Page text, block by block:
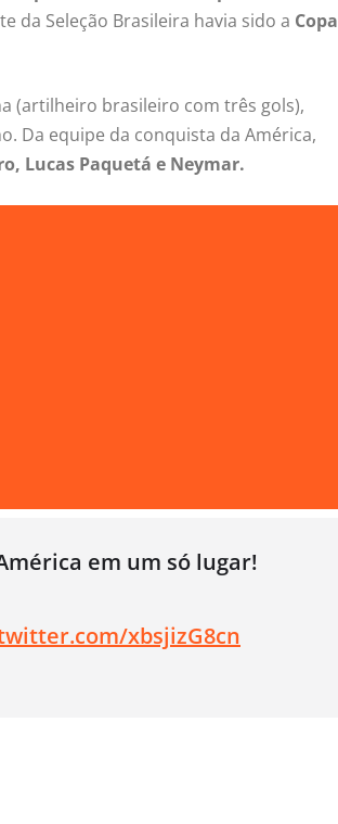
da Seleção Brasileira havia sido a Copa
(artilheiro brasileiro com três gols),
Da equipe da conquista da América,
Lucas Paquetá e Neymar.
em um só lugar!
xbsjizG8cn